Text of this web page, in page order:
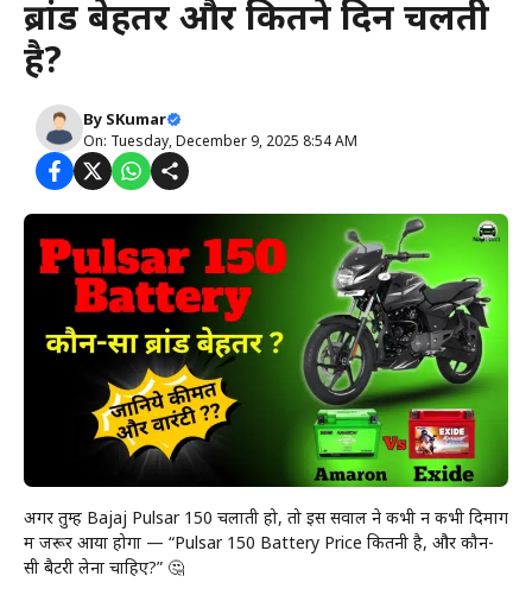
ब्रांड बेहतर और कितने दिन चलती
है?
By SKumar
On: Tuesday, December 9, 2025 8:54 AM
अगर तुम्हें Bajaj Pulsar 150 चलाती हो, तो इस सवाल ने कभी न कभी दिमाग
में जरूर आया होगा — “Pulsar 150 Battery Price कितनी है, और कौन-
सी बैटरी लेना चाहिए?” 🤔